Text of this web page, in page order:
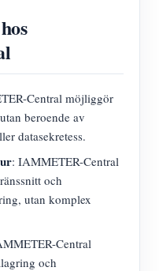
Central möjliggör
beroende av
datasekretess.
: IAMMETER-Central
och
utan komplex
Central
och